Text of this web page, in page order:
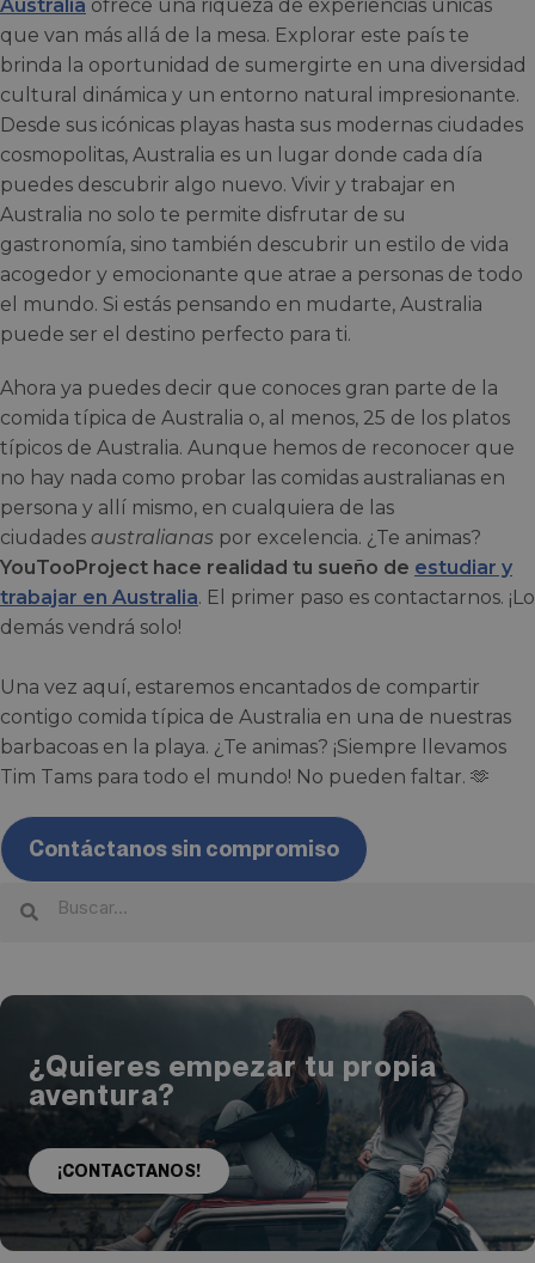
Australia ofrece una riqueza de experiencias únicas
que van más allá de la mesa. Explorar este país te
brinda la oportunidad de sumergirte en una diversidad
cultural dinámica y un entorno natural impresionante.
Desde sus icónicas playas hasta sus modernas ciudades
cosmopolitas, Australia es un lugar donde cada día
puedes descubrir algo nuevo. Vivir y trabajar en
Australia no solo te permite disfrutar de su
gastronomía, sino también descubrir un estilo de vida
acogedor y emocionante que atrae a personas de todo
el mundo. Si estás pensando en mudarte, Australia
puede ser el destino perfecto para ti.
Ahora ya puedes decir que conoces gran parte de la
comida típica de Australia o, al menos, 25 de los platos
típicos de Australia. Aunque hemos de reconocer que
no hay nada como probar las comidas australianas en
persona y allí mismo, en cualquiera de las
ciudades australianas por excelencia. ¿Te animas?
YouTooProject hace realidad tu sueño de estudiar y
trabajar en Australia. El primer paso es contactarnos. ¡Lo
demás vendrá solo!
Una vez aquí, estaremos encantados de compartir
contigo comida típica de Australia en una de nuestras
barbacoas en la playa. ¿Te animas? ¡Siempre llevamos
Tim Tams para todo el mundo! No pueden faltar. 🫶
Contáctanos sin compromiso
¿Quieres empezar tu propia
aventura?
¡CONTACTANOS!